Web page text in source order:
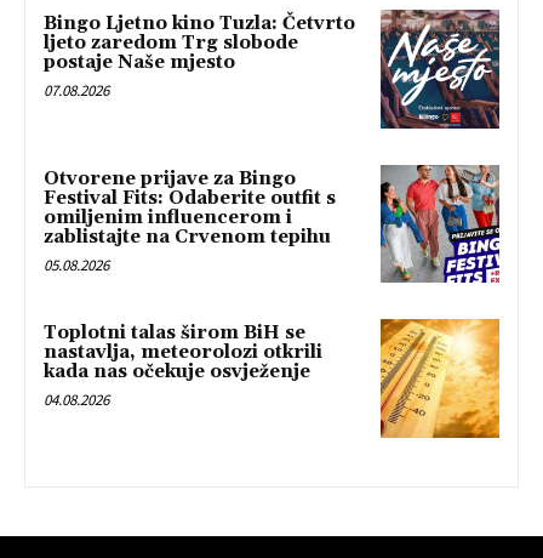
Bingo Ljetno kino Tuzla: Četvrto
ljeto zaredom Trg slobode
postaje Naše mjesto
07.08.2026
Otvorene prijave za Bingo
Festival Fits: Odaberite outfit s
omiljenim influencerom i
zablistajte na Crvenom tepihu
05.08.2026
Toplotni talas širom BiH se
nastavlja, meteorolozi otkrili
kada nas očekuje osvježenje
04.08.2026